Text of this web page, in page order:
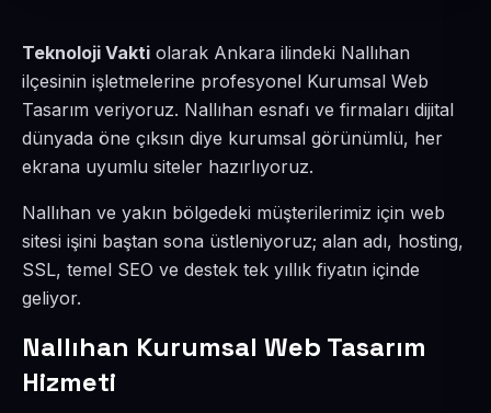
Teknoloji Vakti olarak Ankara ilindeki Nallıhan
ilçesinin işletmelerine profesyonel Kurumsal Web
Tasarım veriyoruz. Nallıhan esnafı ve firmaları dijital
dünyada öne çıksın diye kurumsal görünümlü, her
ekrana uyumlu siteler hazırlıyoruz.
Nallıhan ve yakın bölgedeki müşterilerimiz için web
sitesi işini baştan sona üstleniyoruz; alan adı, hosting,
SSL, temel SEO ve destek tek yıllık fiyatın içinde
geliyor.
Nallıhan Kurumsal Web Tasarım
Hizmeti